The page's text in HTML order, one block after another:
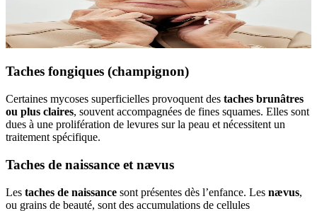
Taches fongiques (champignon)
Certaines mycoses superficielles provoquent des taches brunâtres
ou plus claires, souvent accompagnées de fines squames. Elles sont
dues à une prolifération de levures sur la peau et nécessitent un
traitement spécifique.
Taches de naissance et nævus
Les taches de naissance sont présentes dès l’enfance. Les nævus,
ou grains de beauté, sont des accumulations de cellules